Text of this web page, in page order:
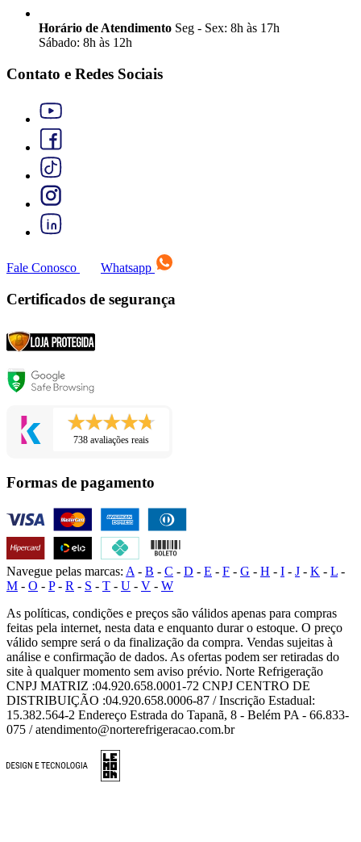
Horário de Atendimento Seg - Sex: 8h às 17h
Sábado: 8h às 12h
Contato e Redes Sociais
Fale Conosco Whatsapp
Certificados de segurança
738 avaliações reais
Formas de pagamento
Navegue pelas marcas: A - B - C - D - E - F - G - H - I - J - K - L -
M - O - P- R - S - T - U - V - W
As políticas, condições e preços são válidos apenas para compras
feitas pela internet, nesta data e enquanto durar o estoque. O preço
válido sempre será o da finalização da compra. Vendas sujeitas à
análise e confirmação de dados. As ofertas podem ser retiradas do
site à qualquer momento sem aviso prévio. Norte Refrigeração
CNPJ MATRIZ :04.920.658.0001-72 CNPJ CENTRO DE
DISTRIBUIÇÃO :04.920.658.0006-87 / Inscrição Estadual:
15.382.564-2 Endereço Estrada do Tapanã, 8 - Belém PA - 66.833-
075 / atendimento@norterefrigeracao.com.br